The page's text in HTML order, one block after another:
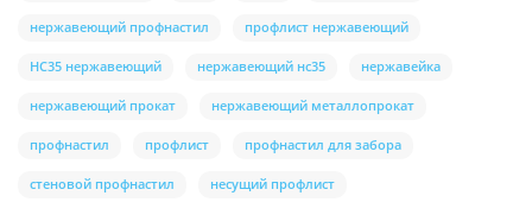
нержавеющий профнастил профлист нержавеющий
НС35 нержавеющий нержавеющий нс35 нержавейка
нержавеющий прокат нержавеющий металлопрокат
профнастил профлист профнастил для забора
стеновой профнастил несущий профлист